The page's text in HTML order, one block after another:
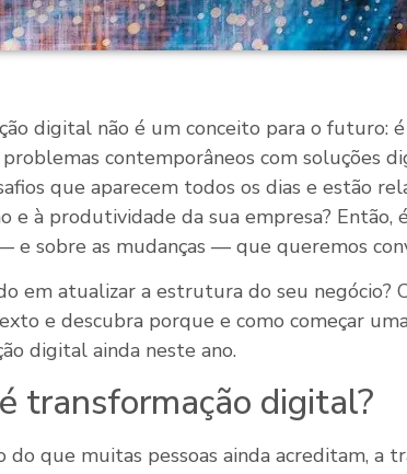
digital não é um conceito para o futuro:
contemporâneos com soluções
que aparecem todos os dias e estão
e à produtividade da sua empresa? Então,
e sobre as mudanças — que queremos
em atualizar a estrutura do seu negócio?
e descubra porque e como começar
digital ainda neste ano.
transformação digital?
do que muitas pessoas ainda acreditam, a